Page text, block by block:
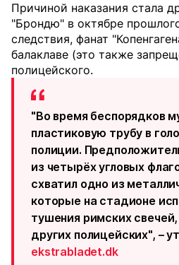
Причиной наказания стала
"Брондю" в октябре
следствия, фанат
балаклаве (это также
полицейского.
"Во время беспорядков
пластиковую трубу в
полиции.
из четырёх угловых
схватил одно из
которые на стадионе
тушения римских
других полицейских", –
ekstrabladet.dk